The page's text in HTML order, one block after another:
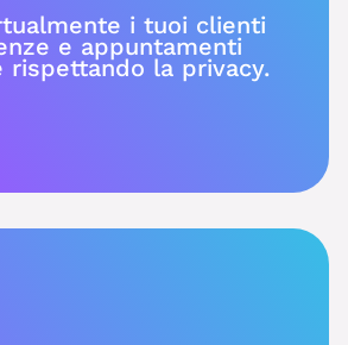
i tuoi clienti
e appuntamenti
rispettando la privacy.